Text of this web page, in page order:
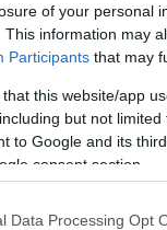
of your personal
This information may
Participants that may
that this website/app
but not
to Google and its
consent section.
Data Processing Opt
αιτήσεις
η υποβολή
δύσκολο λόγω
να